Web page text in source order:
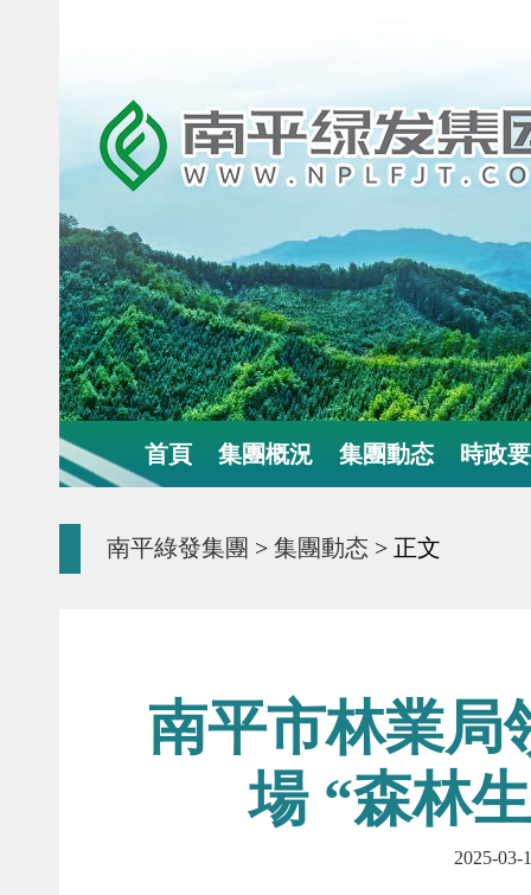
首頁 集團概況 集團動态 時政
南平綠發集團 > 集團動态 > 正文
南平市林業局
場 “森林
2025-